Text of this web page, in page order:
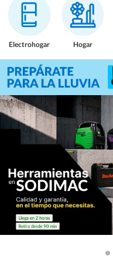
Electrohogar Hogar